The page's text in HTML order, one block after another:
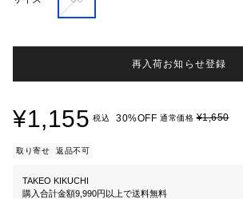
再入荷お知らせ登録
¥1,155 税込 30%OFF 通常価格¥1,650
取り寄せ 返品不可
TAKEO KIKUCHI
購入合計金額9,990円以上で送料無料